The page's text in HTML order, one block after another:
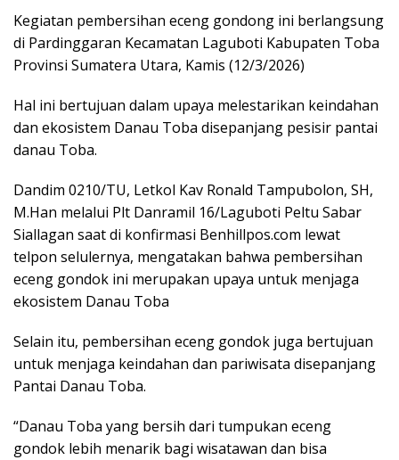
Kegiatan pembersihan eceng gondong ini berlangsung
di Pardinggaran Kecamatan Laguboti Kabupaten Toba
Provinsi Sumatera Utara, Kamis (12/3/2026)
Hal ini bertujuan dalam upaya melestarikan keindahan
dan ekosistem Danau Toba disepanjang pesisir pantai
danau Toba.
Dandim 0210/TU, Letkol Kav Ronald Tampubolon, SH,
M.Han melalui Plt Danramil 16/Laguboti Peltu Sabar
Siallagan saat di konfirmasi Benhillpos.com lewat
telpon selulernya, mengatakan bahwa pembersihan
eceng gondok ini merupakan upaya untuk menjaga
ekosistem Danau Toba
Selain itu, pembersihan eceng gondok juga bertujuan
untuk menjaga keindahan dan pariwisata disepanjang
Pantai Danau Toba.
“Danau Toba yang bersih dari tumpukan eceng
gondok lebih menarik bagi wisatawan dan bisa